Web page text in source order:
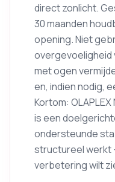
direct zonlicht.
30 maanden
opening. Niet
met ogen
en, indien nodig,
Kortom:
is een
ondersteunde
structureel werkt
verbetering wilt